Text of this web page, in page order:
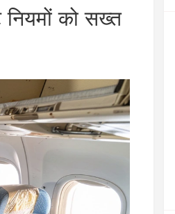
नियमों को सख्त